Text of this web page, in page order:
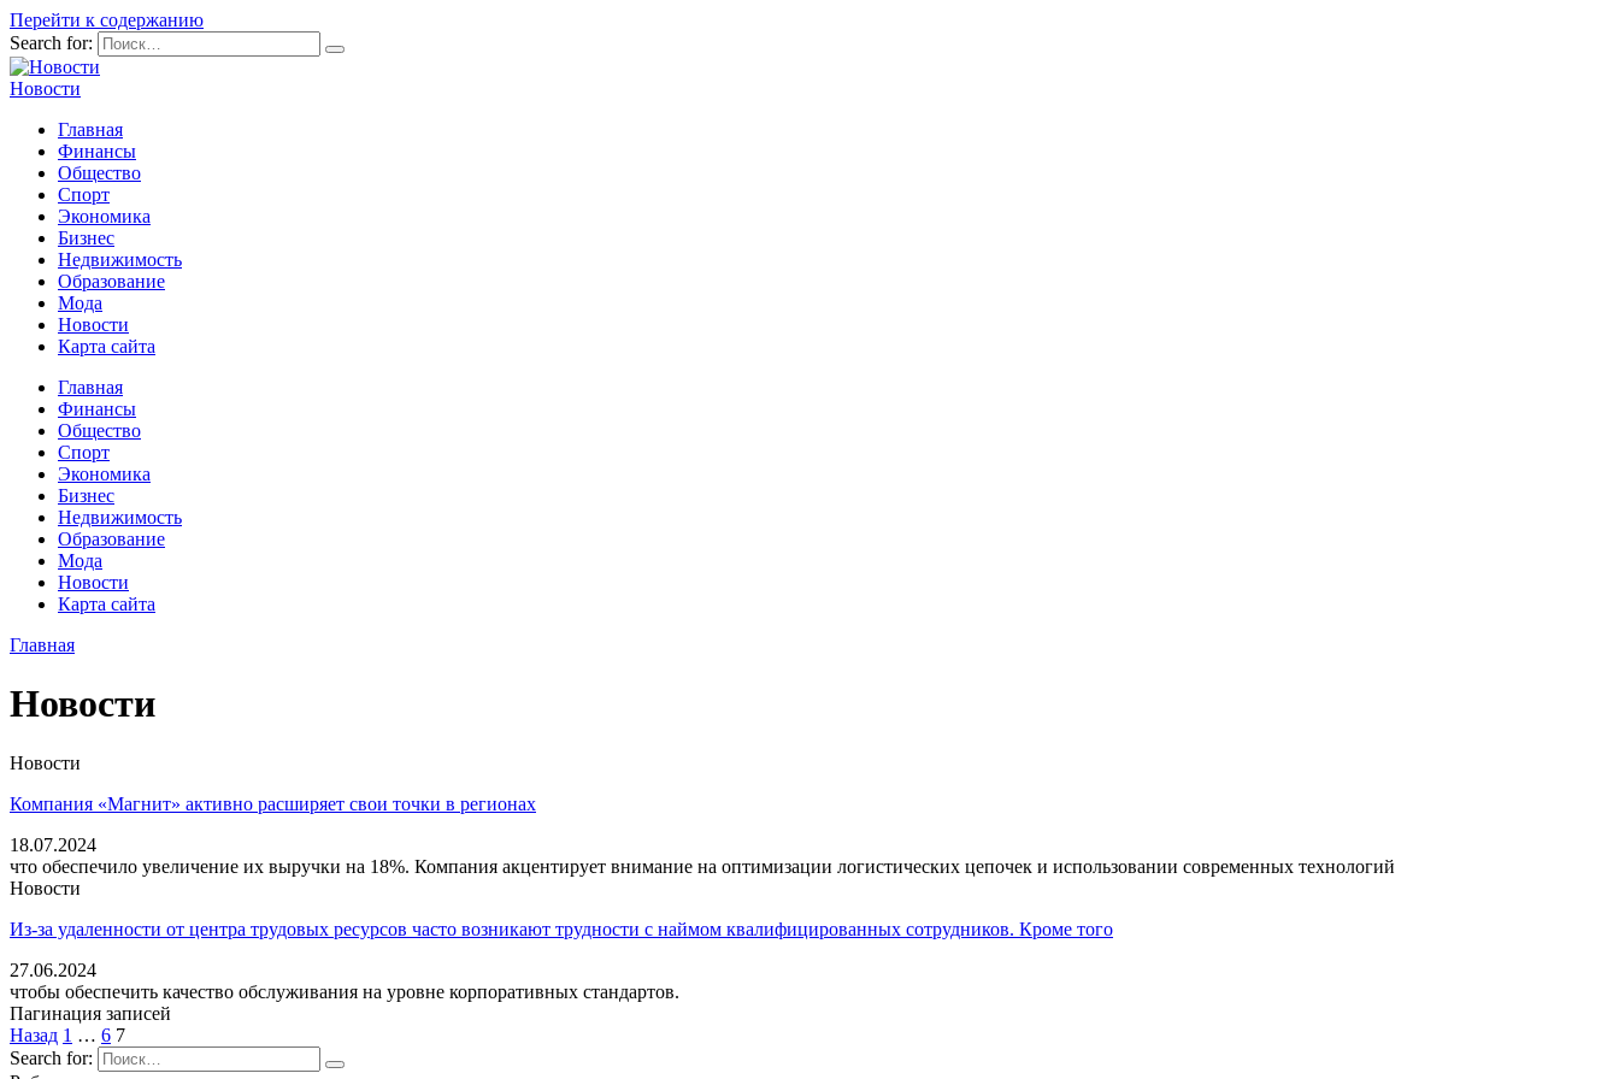
Перейти к содержанию
Search for:
Новости
Главная
Финансы
Общество
Спорт
Экономика
Бизнес
Недвижимость
Образование
Мода
Новости
Карта сайта
Главная
Финансы
Общество
Спорт
Экономика
Бизнес
Недвижимость
Образование
Мода
Новости
Карта сайта
Главная
Новости
Новости
Компания «Магнит» активно расширяет свои точки в регионах
18.07.2024
что обеспечило увеличение их выручки на 18%. Компания акцентирует внимание на оптимизации логистических цепочек и использовании современных технологий
Новости
Из-за удаленности от центра трудовых ресурсов часто возникают трудности с наймом квалифицированных сотрудников. Кроме того
27.06.2024
чтобы обеспечить качество обслуживания на уровне корпоративных стандартов.
Пагинация записей
Назад 1 … 6 7
Search for: